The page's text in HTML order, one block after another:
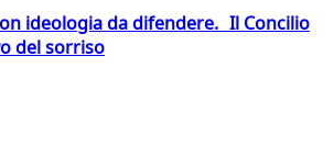
ideologia da difendere. Il Concilio
del sorriso